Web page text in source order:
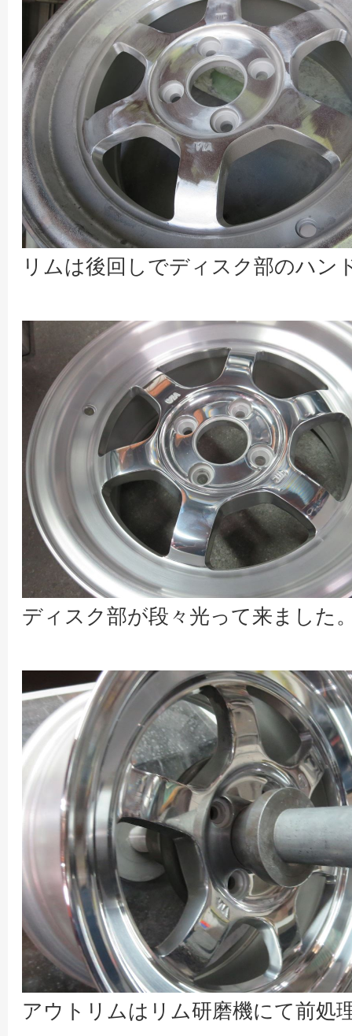
リムは後回しでディスク部のハン
ディスク部が段々光って来ました
アウトリムはリム研磨機にて前処